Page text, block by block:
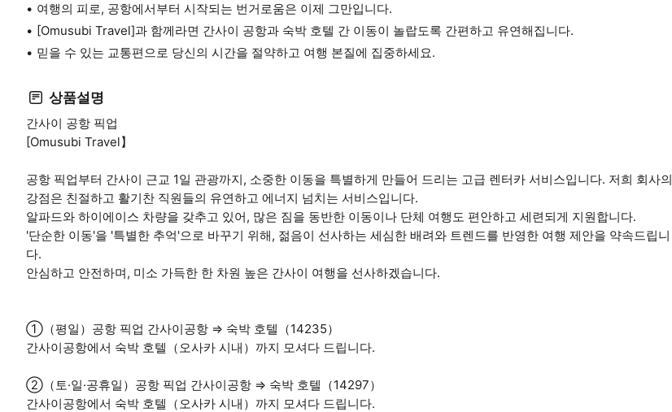
여행의 피로, 공항에서부터 시작되는 번거로움은 이제 그만입니다.
[Omusubi Travel]과 함께라면 간사이 공항과 숙박 호텔 간 이동이 놀랍도록 간편하고 유연해집니다.
믿을 수 있는 교통편으로 당신의 시간을 절약하고 여행 본질에 집중하세요.
상품설명
간사이 공항 픽업
[Omusubi Travel】
공항 픽업부터 간사이 근교 1일 관광까지, 소중한 이동을 특별하게 만들어 드리는 고급 렌터카 서비스입니다. 저희 회사의
강점은 친절하고 활기찬 직원들의 유연하고 에너지 넘치는 서비스입니다.
알파드와 하이에이스 차량을 갖추고 있어, 많은 짐을 동반한 이동이나 단체 여행도 편안하고 세련되게 지원합니다.
'단순한 이동'을 '특별한 추억'으로 바꾸기 위해, 젊음이 선사하는 세심한 배려와 트렌드를 반영한 여행 제안을 약속드립니
다.
안심하고 안전하며, 미소 가득한 한 차원 높은 간사이 여행을 선사하겠습니다.
①（평일）공항 픽업 간사이공항 ⇒ 숙박 호텔（14235）
간사이공항에서 숙박 호텔（오사카 시내）까지 모셔다 드립니다.
②（토·일·공휴일）공항 픽업 간사이공항 ⇒ 숙박 호텔（14297）
간사이공항에서 숙박 호텔（오사카 시내）까지 모셔다 드립니다.